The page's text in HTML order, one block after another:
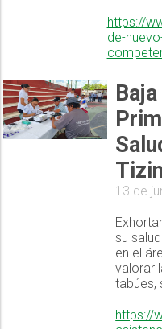
https://
de-
13 de
su
en el
valorar
tabúes,
https://